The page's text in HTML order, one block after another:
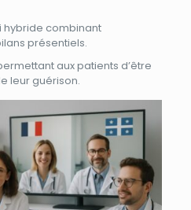
hybride combinant
présentiels.
aux patients d’être
leur guérison.